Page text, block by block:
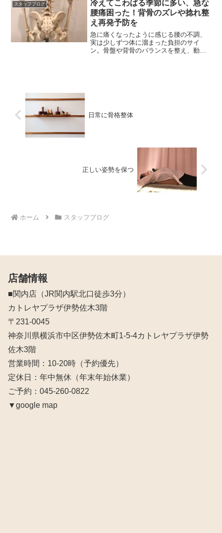
スタッフブログ
冷えてこわばる季節に多い、急な
腰痛困った！背骨のズレや捻れ整
え再発予防を
急に痛くなったように感じる腰の不調、
実は少しずつ体に溜まった負担のサイ
ン。骨盤や背骨のバランスを整え、動き
日常に骨格整体
正しい姿勢を保つ
ホーム スタッフブログ
店舗情報
■関内店（JR関内駅北口徒歩3分）
カトレヤプラザ伊勢佐木3階
〒231-0045
神奈川県横浜市中区伊勢佐木町1-5-4カトレヤプラザ伊勢
佐木3階
営業時間：10‐20時（予約優先）
定休日：年中無休（年末年始休業）
ご予約：045-260-0822
▼google map